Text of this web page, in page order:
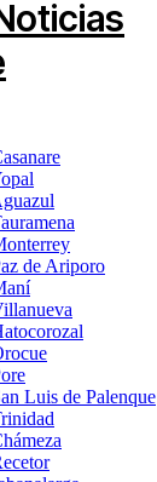
de Ariporo
Luis de Palenque